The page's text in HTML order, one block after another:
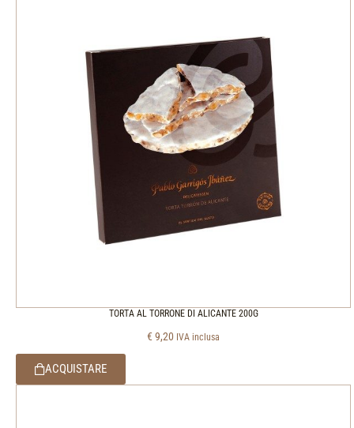
TORTA AL TORRONE DI ALICANTE 200G
€ 9,20 IVA inclusa
ACQUISTARE